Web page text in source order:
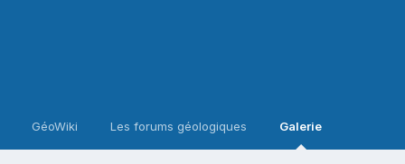
GéoWiki Les forums géologiques Galerie